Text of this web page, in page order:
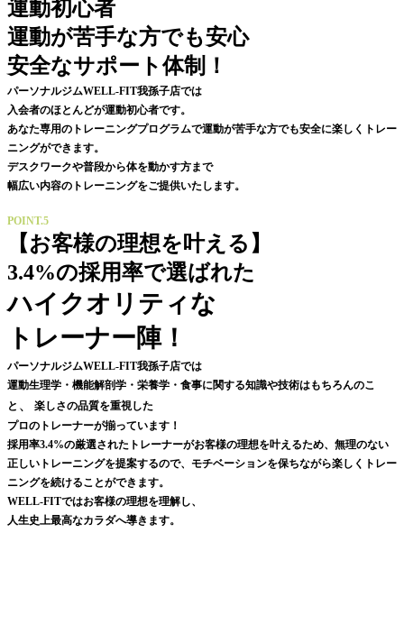
運動初心者
運動が苦手な方でも安心
安全なサポート体制！
パーソナルジムWELL-FIT我孫子店では
入会者のほとんどが運動初心者です。
あなた専用のトレーニングプログラムで運動が苦手な方でも安全に楽しくトレー
ニングができます。
デスクワークや普段から体を動かす方まで
幅広い内容のトレーニングをご提供いたします。
POINT.5
【お客様の理想を叶える】
3.4%の採用率で選ばれた
ハイクオリティな
トレーナー陣！
パーソナルジムWELL-FIT我孫子店では
運動生理学・ 機能解剖学 ・栄養学・食事に関する知識や技術はもちろんのこ
と 、
楽しさの品質を重視した
プロのトレーナーが揃っています！
採用率3.4%の厳選されたトレーナーがお客様の理想を叶えるため、無理のない
正しいトレーニングを提案するので、モチベーションを保ちながら楽しくトレー
ニングを続けることができます。
WELL-FITではお客様の理想を理解し、
人生史上最高なカラダへ導きます。